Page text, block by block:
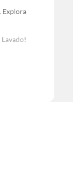
Explora
Lavado!
tus ideas